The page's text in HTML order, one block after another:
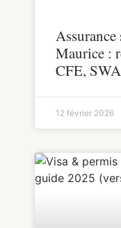
Maurice :
CFE,
12 février 2026